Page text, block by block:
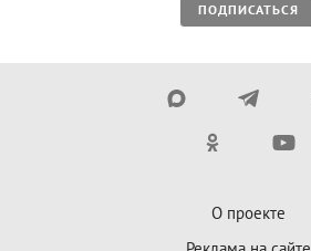
ПОДПИСАТЬСЯ
О проекте